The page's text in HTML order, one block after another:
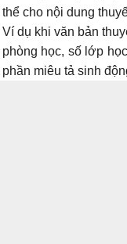
thể cho nội dung
Ví dụ khi văn bản
phòng học, số lớp
phần miêu tả sinh